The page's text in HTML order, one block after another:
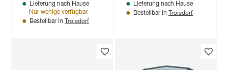
Lieferung nach Hause
Nur wenige verfügbar
Bestellbar in Troisdorf
Smart Plug Modul
Lieferung nach Hause
Bestellbar in Troisdorf